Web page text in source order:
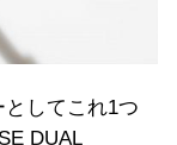
してこれ1つ
DUAL